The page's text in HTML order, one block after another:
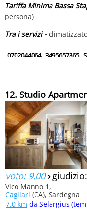
Tariffa Minima Bassa
persona)
Tra i servizi -
0702044064 3495657865
12. Studio
voto: 9.00›
Vico Manno 1,
Cagliari (CA), Sardegna
7.0 km da Selargius